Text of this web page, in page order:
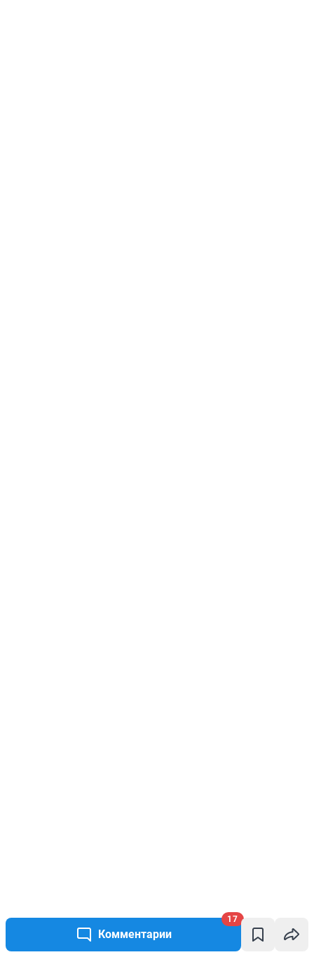
Комментарии
17